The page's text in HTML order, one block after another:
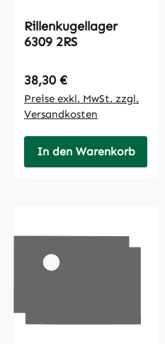
Rillenkugellager
6309 2RS
Regulärer Preis:
38,30 €
Preise exkl. MwSt. zzgl.
Versandkosten
In den Warenkorb